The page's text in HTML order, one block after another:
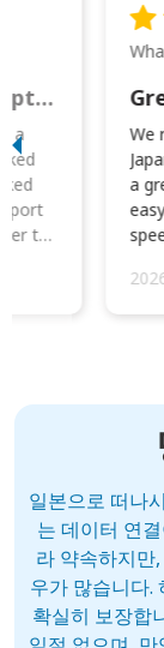
This was wonderful option to a family of four. Everything worked smoothly.
a
to
We
a
일본으로 떠나
는 데이터 연
라 약속하지만
우가 많습니다.
확실히 보장합